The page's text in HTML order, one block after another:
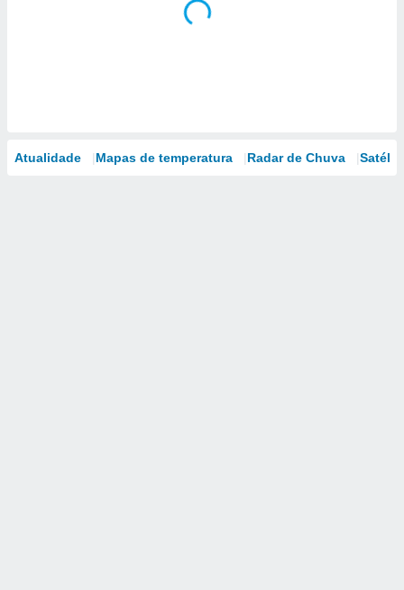
Atualidade Mapas de temperatura Radar de Chuva